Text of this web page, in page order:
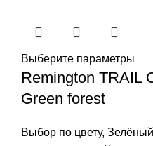
28290,00 ₽.
Выберите параметры
Remington TRAIL
Green forest
Выбор по цвету,